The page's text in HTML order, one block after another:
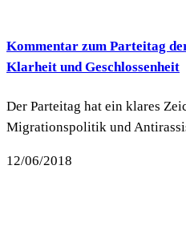
Kommentar zum Parteitag
Klarheit und Geschlossenheit
Der Parteitag hat ein klares
Migrationspolitik und
12/06/2018